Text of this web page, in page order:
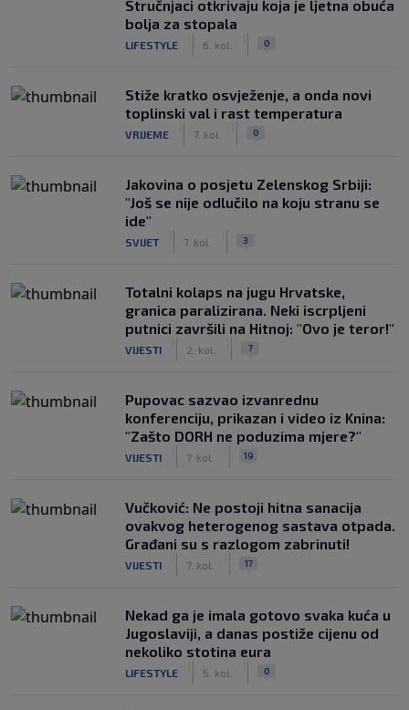
Stručnjaci otkrivaju koja je ljetna obuća
bolja za stopala
LIFESTYLE 6. kol. 0
Stiže kratko osvježenje, a onda novi
toplinski val i rast temperatura
VRIJEME 7. kol. 0
Jakovina o posjetu Zelenskog Srbiji:
"Još se nije odlučilo na koju stranu se
ide"
SVIJET 7. kol. 3
Totalni kolaps na jugu Hrvatske,
granica paralizirana. Neki iscrpljeni
putnici završili na Hitnoj: "Ovo je teror!"
VIJESTI 2. kol. 7
Pupovac sazvao izvanrednu
konferenciju, prikazan i video iz Knina:
"Zašto DORH ne poduzima mjere?"
VIJESTI 7. kol. 19
Vučković: Ne postoji hitna sanacija
ovakvog heterogenog sastava otpada.
Građani su s razlogom zabrinuti!
VIJESTI 7. kol. 17
Nekad ga je imala gotovo svaka kuća u
Jugoslaviji, a danas postiže cijenu od
nekoliko stotina eura
LIFESTYLE 5. kol. 0